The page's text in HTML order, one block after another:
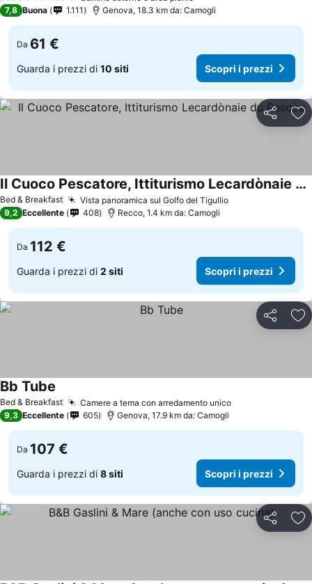
7,8 Buona 1.111 Genova, 18.3 km da: Camogli
Da 61 €
Guarda i prezzi di 10 siti Scopri i prezzi
Condividi
Bed & Breakfast Vista panoramica sul Golfo del Tigullio
Il Cuoco Pescatore, Ittiturismo Lecardònaie du Pescòu
9,2 Eccellente 408 Recco, 1.4 km da: Camogli
Da 112 €
Guarda i prezzi di 2 siti Scopri i prezzi
Condividi
Bed & Breakfast Camere a tema con arredamento unico
Bb Tube
9,3 Eccellente 605 Genova, 17.9 km da: Camogli
Da 107 €
Guarda i prezzi di 8 siti Scopri i prezzi
Condividi